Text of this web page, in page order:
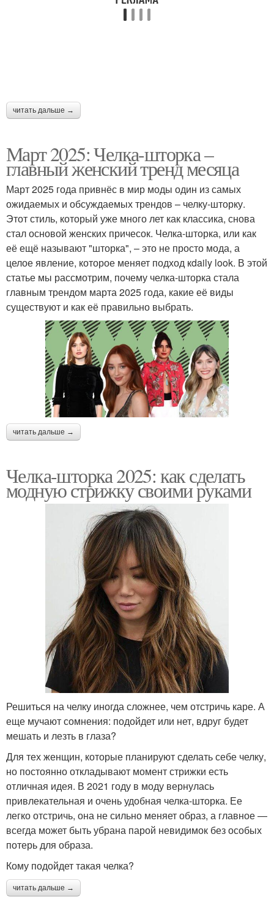
читать дальше →
Март 2025: Челка-шторка –
главный женский тренд месяца
Март 2025 года привнёс в мир моды один из самых
ожидаемых и обсуждаемых трендов – челку-шторку.
Этот стиль, который уже много лет как классика, снова
стал основой женских причесок. Челка-шторка, или как
её ещё называют "шторка", – это не просто мода, а
целое явление, которое меняет подход кdaily look. В этой
статье мы рассмотрим, почему челка-шторка стала
главным трендом марта 2025 года, какие её виды
существуют и как её правильно выбрать.
читать дальше →
Челка-шторка 2025: как сделать
модную стрижку своими руками
Решиться на челку иногда сложнее, чем отстричь каре. А
еще мучают сомнения: подойдет или нет, вдруг будет
мешать и лезть в глаза?
Для тех женщин, которые планируют сделать себе челку,
но постоянно откладывают момент стрижки есть
отличная идея. В 2021 году в моду вернулась
привлекательная и очень удобная челка-шторка. Ее
легко отстричь, она не сильно меняет образ, а главное —
всегда может быть убрана парой невидимок без особых
потерь для образа.
Кому подойдет такая челка?
читать дальше →